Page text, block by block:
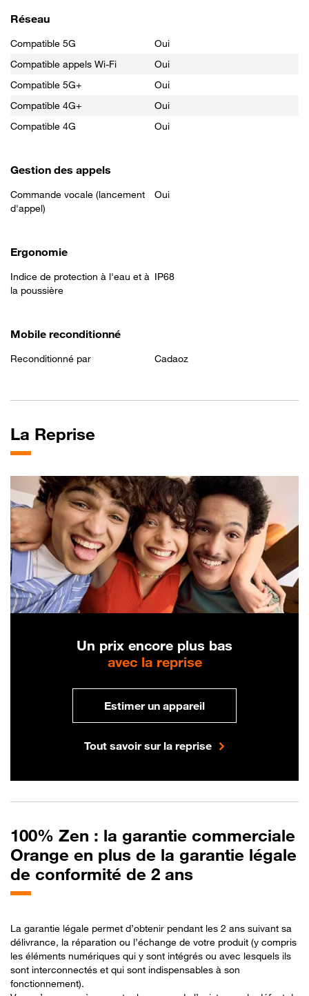
Réseau
Compatible 5G
Oui
Compatible appels Wi-Fi
Oui
Compatible 5G+
Oui
Compatible 4G+
Oui
Compatible 4G
Oui
Gestion des appels
Commande vocale (lancement
d'appel)
Oui
Ergonomie
Indice de protection à l'eau et à
la poussière
IP68
Mobile reconditionné
Reconditionné par Cadaoz
La Reprise
Un prix encore plus bas
avec la reprise
Estimer un appareil
Tout savoir sur la reprise
100% Zen : la garantie commerciale
Orange en plus de la garantie légale
de conformité de 2 ans
La garantie légale permet d’obtenir pendant les 2 ans suivant sa
délivrance, la réparation ou l’échange de votre produit (y compris
les éléments numériques qui y sont intégrés ou avec lesquels ils
sont interconnectés et qui sont indispensables à son
fonctionnement).​